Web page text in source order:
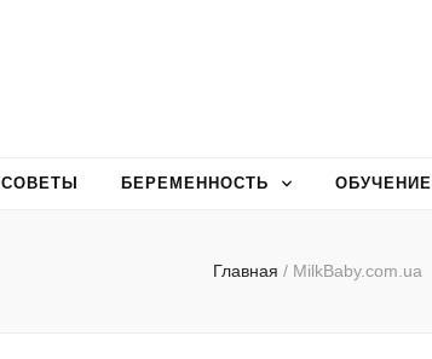
СОВЕТЫ БЕРЕМЕННОСТЬ ОБУЧЕНИЕ
Главная / MilkBaby.com.ua